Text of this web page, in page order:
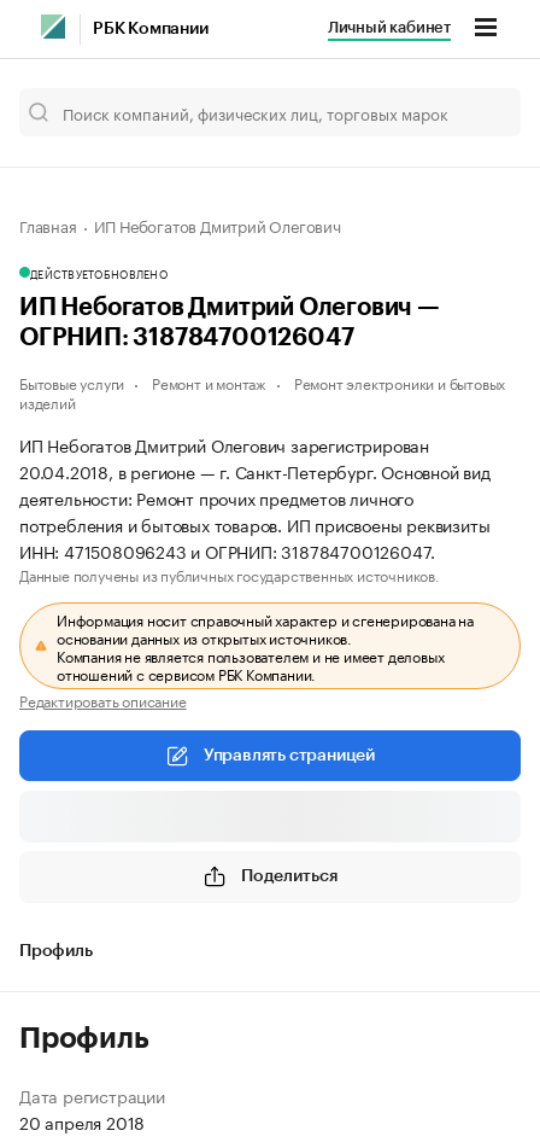
РБК Компании Личный кабинет
Главная ИП Небогатов Дмитрий Олегович
ДЕЙСТВУЕТОБНОВЛЕНО
ИП Небогатов Дмитрий Олегович —
ОГРНИП: 318784700126047
Бытовые услуги Ремонт и монтаж
Ремонт электроники и бытовых
изделий
ИП Небогатов Дмитрий Олегович зарегистрирован
20.04.2018, в регионе — г. Санкт-Петербург. Основной вид
деятельности: Ремонт прочих предметов личного
потребления и бытовых товаров. ИП присвоены реквизиты
ИНН: 471508096243 и ОГРНИП: 318784700126047.
Данные получены из публичных государственных источников.
Информация носит справочный характер и сгенерирована на
основании данных из открытых источников.
Компания не является пользователем и не имеет деловых
отношений с сервисом РБК Компании.
Редактировать описание
Управлять страницей
Поделиться
Профиль
Профиль
Дата регистрации
20 апреля 2018